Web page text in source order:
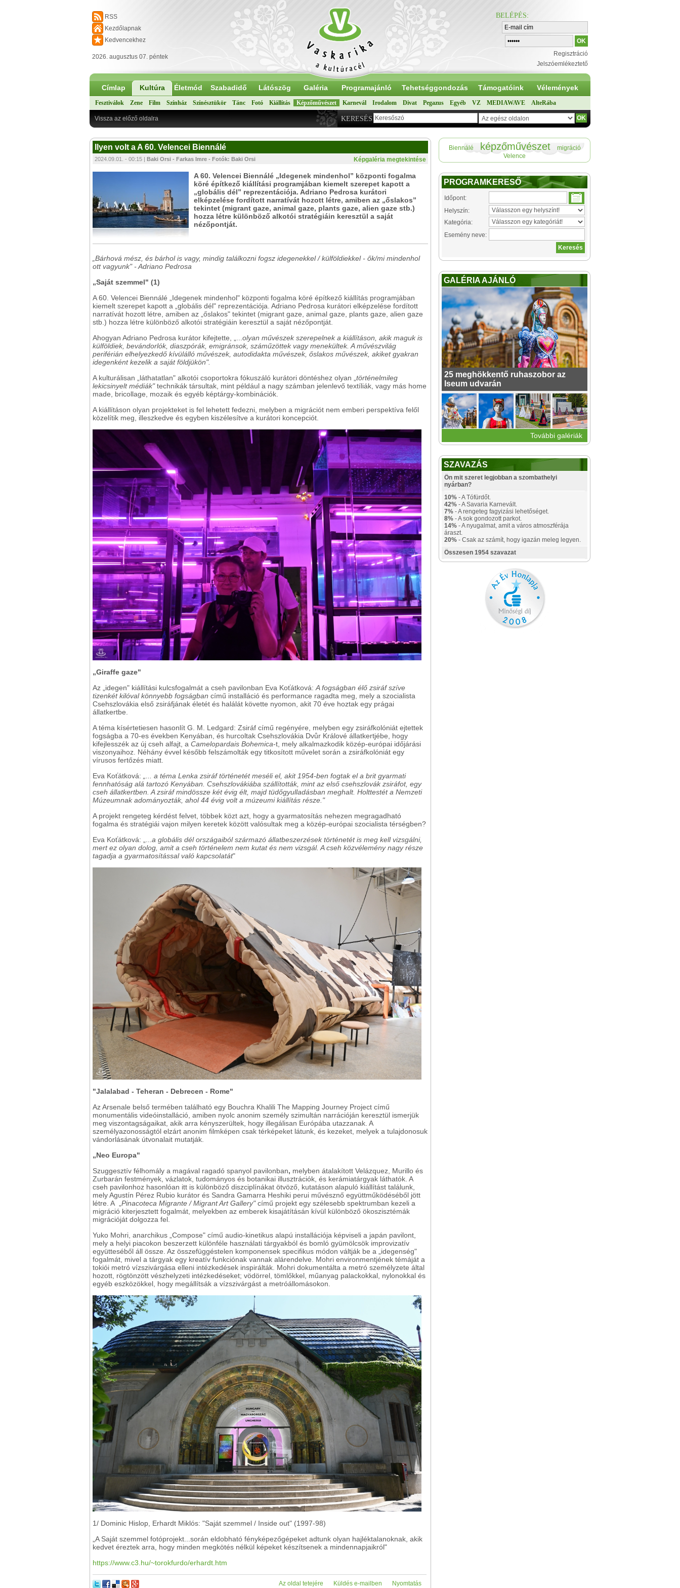
RSS
Kezdőlapnak
Kedvencekhez
2026. augusztus 07. péntek
BELÉPÉS:
Regisztráció
Jelszóemlékeztető
Címlap Kultúra Életmód Szabadidő Látószög Galéria Programajánló Tehetséggondozás Támogatóink Vélemények
Fesztiválok Zene Film Színház Színésztükör Tánc Fotó Kiállítás Képzőművészet Karnevál Irodalom Divat Pegazus Egyéb VZ MEDIAWAVE AlteRába
KERESÉS
Vissza az előző oldalra
Ilyen volt a A 60. Velencei Biennálé
Képgaléria megtekintése
2024.09.01. - 00:15 | Baki Orsi - Farkas Imre - Fotók: Baki Orsi
A 60. Velencei Biennálé „Idegenek mindenhol” központi fogalma
köré építkező kiállítási programjában kiemelt szerepet kapott a
„globális dél” reprezentációja. Adriano Pedrosa kurátori
elképzelése fordított narratívát hozott létre, amiben az „őslakos”
tekintet (migrant gaze, animal gaze, plants gaze, alien gaze stb.)
hozza létre különböző alkotói stratégiáin keresztül a saját
nézőpontját.
„Bárhová mész, és bárhol is vagy, mindig találkozni fogsz idegenekkel / külföldiekkel - ők/mi mindenhol
ott vagyunk" - Adriano Pedrosa
„Saját szemmel" (1)
A 60. Velencei Biennálé „Idegenek mindenhol" központi fogalma köré építkező kiállítás programjában
kiemelt szerepet kapott a „globális dél" reprezentációja. Adriano Pedrosa kurátori elképzelése fordított
narratívát hozott létre, amiben az „őslakos" tekintet (migrant gaze, animal gaze, plants gaze, alien gaze
stb.) hozza létre különböző alkotói stratégiáin keresztül a saját nézőpontját.
Ahogyan Adriano Pedrosa kurátor kifejtette, „... olyan művészek szerepelnek a kiállításon, akik maguk is
külföldiek, bevándorlók, diaszpórák, emigránsok, száműzöttek vagy menekültek. Aművészvilág
periférián elhelyezkedő kívülálló művészek, autodidakta művészek, őslakos művészek, akiket gyakran
idegenként kezelik a saját földjükön".
A kulturálisan „láthatatlan" alkotói csoportokra fókuszáló kurátori döntéshez olyan „ történelmileg
lekicsinyelt médiák"technikák társultak, mint például a nagy számban jelenlevő textíliák, vagy más home
made, bricollage, mozaik és egyéb képtárgy-kombinációk.
A kiállításon olyan projekteket is fel lehetett fedezni, melyben a migrációt nem emberi perspektíva felől
közelítik meg, illeszkedve és egyben kiszélesítve a kurátori koncepciót.
„Giraffe gaze"
Az „idegen" kiállítási kulcsfogalmát a cseh pavilonban Eva Koťátková: A fogságban élő zsiráf szíve
tizenkét kilóval könnyebb fogságban című installáció és performance ragadta meg, mely a szocialista
Csehszlovákia első zsiráfjának életét és halálát követte nyomon, akit 70 éve hoztak egy prágai
állatkertbe.
A téma kísértetiesen hasonlít G. M. Ledgard: Zsiráf című regényére, melyben egy zsiráfkolóniát ejtettek
fogságba a 70-es években Kenyában, és hurcoltak Csehszlovákia Dvůr Králové állatkertjébe, hogy
kifejlesszék az új cseh alfajt, a Camelopardais Bohemica-t, mely alkalmazkodik közép-európai időjárási
viszonyaihoz. Néhány évvel később felszámolták egy titkosított művelet során a zsiráfkolóniát egy
vírusos fertőzés miatt.
Eva Koťátková: „... a téma Lenka zsiráf történetét meséli el, akit 1954-ben fogtak el a brit gyarmati
fennhatóság alá tartozó Kenyában. Csehszlovákiába szállították, mint az első csehszlovák zsiráfot, egy
cseh állatkertben. A zsiráf mindössze két évig élt, majd tüdőgyulladásban meghalt. Holttestét a Nemzeti
Múzeumnak adományozták, ahol 44 évig volt a múzeumi kiállítás része."
A projekt rengeteg kérdést felvet, többek közt azt, hogy a gyarmatosítás nehezen megragadható
fogalma és stratégiái vajon milyen keretek között valósultak meg a közép-európai szocialista térségben?
Eva Koťátková: „... a globális dél országaiból származó állatbeszerzések történetét is meg kell vizsgálni,
mert ez olyan dolog, amit a cseh történelem nem kutat és nem vizsgál. A cseh közvélemény nagy része
tagadja a gyarmatosítással való kapcsolatát"
"Jalalabad - Teheran - Debrecen - Rome"
Az Arsenale belső termében található egy Bouchra Khalili The Mapping Journey Project című
monumentális videóinstalláció, amiben nyolc anonim személy szimultán narrációján keresztül ismerjük
meg viszontagságaikat, akik arra kényszerültek, hogy illegálisan Európába utazzanak. A
személyazonosságtól elzárt anonim filmképen csak térképeket látunk, és kezeket, melyek a tulajdonosuk
vándorlásának útvonalait mutatják.
„Neo Europa"
Szuggesztív félhomály a magával ragadó spanyol pavilonban, melyben átalakított Velázquez, Murillo és
Zurbarán festmények, vázlatok, tudományos és botanikai illusztrációk, és kerámiatárgyak láthatók. A
cseh pavilonhoz hasonlóan itt is különböző diszciplínákat ötvöző, kutatáson alapuló kiállítást találunk,
mely Agustín Pérez Rubio kurátor és Sandra Gamarra Heshiki perui művésznő együttműködéséből jött
létre. A „ Pinacoteca Migrante / Migrant Art Gallery"című projekt egy szélesebb spektrumban kezeli a
migráció kiterjesztett fogalmát, melyekben az emberek kisajátításán kívül különböző ökoszisztémák
migrációját dolgozza fel.
Yuko Mohri, anarchikus „Compose" című audio-kinetikus alapú installációja képviseli a japán pavilont,
mely a helyi piacokon beszerzett különféle használati tárgyakból és bomló gyümölcsök improvizatív
együtteséből áll össze. Az összefüggéstelen komponensek specifikus módon váltják be a „idegenség"
fogalmát, mivel a tárgyak egy kreatív funkciónak vannak alárendelve. Mohri environmentjének témáját a
tokiói metró vízszivárgása elleni intézkedések inspirálták. Mohri dokumentálta a metró személyzete által
hozott, rögtönzött vészhelyzeti intézkedéseket; vödörrel, tömlőkkel, műanyag palackokkal, nylonokkal és
egyéb eszközökkel, hogy megállítsák a vízszivárgást a metróállomásokon.
1/ Dominic Hislop, Erhardt Miklós: "Saját szemmel / Inside out" (1997-98)
„A Saját szemmel fotóprojekt...során eldobható fényképezőgépeket adtunk olyan hajléktalanoknak, akik
kedvet éreztek arra, hogy minden megkötés nélkül képeket készítsenek a mindennapjaikról"
https://www.c3.hu/~torokfurdo/erhardt.htm
Nyomtatás
Küldés e-mailben
Az oldal tetejére
Biennálé képzőművészet
migráció
Velence
PROGRAMKERESŐ
Időpont:
Helyszín:
Kategória:
Esemény neve:
GALÉRIA AJÁNLÓ
25 meghökkentő ruhaszobor az
Iseum udvarán
További galériák
SZAVAZÁS
Ön mit szeret legjobban a szombathelyi
nyárban?
10% - A Tófürdőt.
42% - A Savaria Karnevált.
7% - A rengeteg fagyizási lehetőséget.
8% - A sok gondozott parkot.
14% - A nyugalmat, amit a város atmoszférája
áraszt.
20% - Csak az számít, hogy igazán meleg legyen.
Összesen 1954 szavazat